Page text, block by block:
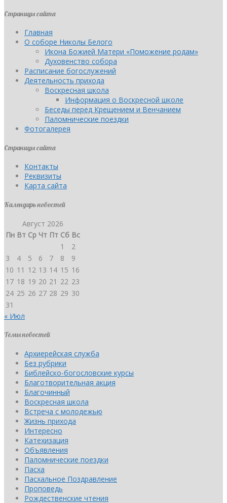
Страницы сайта
Главная
О соборе Николы Белого
Икона Божией Матери «Поможение родам»
Духовенство собора
Расписание богослужений
Деятельность прихода
Воскресная школа
Информация о Воскресной школе
Беседы перед Крещением и Венчанием
Паломнические поездки
Фотогалерея
Страницы сайта
Контакты
Реквизиты
Карта сайта
Календарь новостей
Август 2026
Пн Вт Ср Чт Пт Сб Вс
1
2
3
4 5 6 7 8
9
10 11 12 13 14 15 16
17 18 19 20 21 22 23
24 25 26 27 28 29 30
31
« Июл
Темы новостей
Архиерейская служба
Без рубрики
Библейско-богословские курсы
Благотворительная акция
Благочинный
Воскресная школа
Встреча с молодежью
Жизнь прихода
Интересно
Катехизация
Объявления
Паломнические поездки
Пасха
Пасхальное Поздравление
Проповедь
Рождественские чтения